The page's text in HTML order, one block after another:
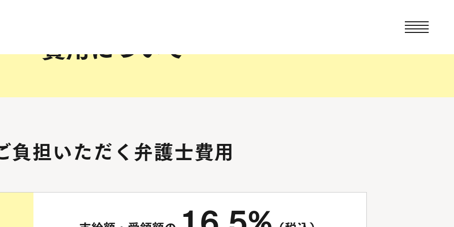
費用について
負担いただく弁護士費用